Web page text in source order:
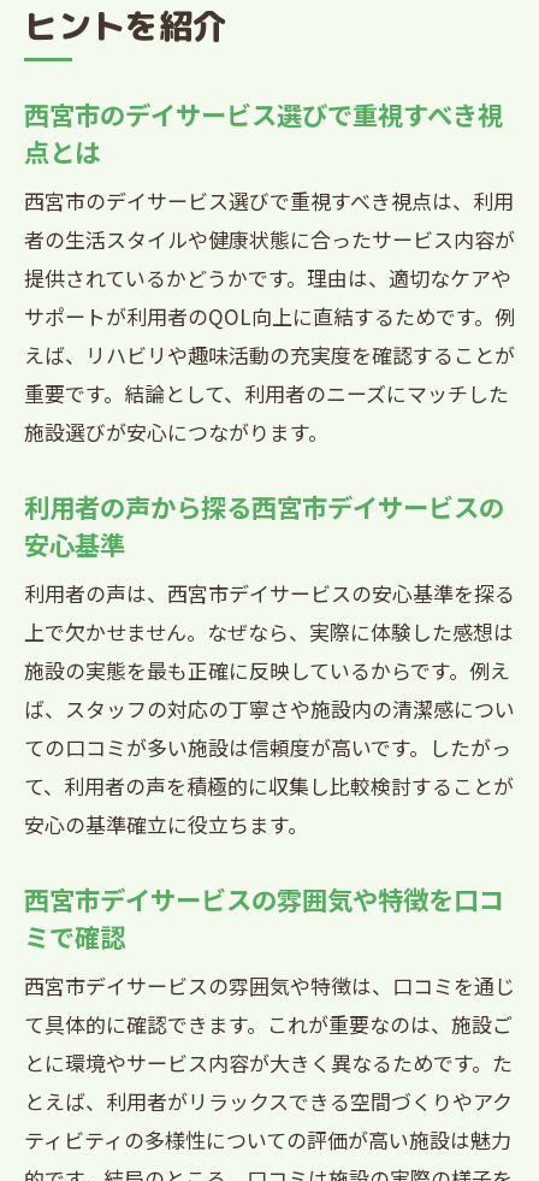
を口コミで解説
西宮市デイサービスを安心して選ぶため
利用者の声から安心できる西宮市デイサ
ービスを探す
西宮市デイサービス選びで重視すべき安
心ポイント
口コミを活かした西宮市デイサービス選
択のヒント
西宮市デイサービス利用者が感じた安心
の決め手
実際の声を参考にした西宮市デイサービ
利用者様の声を活かした西宮市施設探し
利用者の声で西宮市デイサービス施設を
選ぶ方法
西宮市デイサービス口コミが施設探しの
参考に
西宮市デイサービス利用者の体験を施設
口コミで見つける西宮市デイサービスの
安心施設
利用者の声から探る西宮市デイサービス
施設の特徴
西宮市デイサービス施設探しは利用者の
声がカギ
ヒントを紹介
西宮市のデイサービス選びで重視すべき視
点とは
西宮市のデイサービス選びで重視すべき視点は、利用
者の生活スタイルや健康状態に合ったサービス内容が
提供されているかどうかです。理由は、適切なケアや
サポートが利用者のQOL向上に直結するためです。例
えば、リハビリや趣味活動の充実度を確認することが
重要です。結論として、利用者のニーズにマッチした
施設選びが安心につながります。
利用者の声から探る西宮市デイサービスの
安心基準
利用者の声は、西宮市デイサービスの安心基準を探る
上で欠かせません。なぜなら、実際に体験した感想は
施設の実態を最も正確に反映しているからです。例え
ば、スタッフの対応の丁寧さや施設内の清潔感につい
ての口コミが多い施設は信頼度が高いです。したがっ
て、利用者の声を積極的に収集し比較検討することが
安心の基準確立に役立ちます。
西宮市デイサービスの雰囲気や特徴を口コ
ミで確認
西宮市デイサービスの雰囲気や特徴は、口コミを通じ
て具体的に確認できます。これが重要なのは、施設ご
とに環境やサービス内容が大きく異なるためです。た
とえば、利用者がリラックスできる空間づくりやアク
ティビティの多様性についての評価が高い施設は魅力